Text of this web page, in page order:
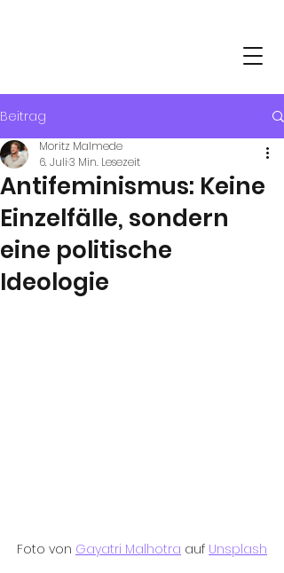
Beitrag
Antifeminismus: Keine
Einzelfälle, sondern
eine politische
Ideologie
Moritz Malmede
6. Juli3 Min. Lesezeit
Foto von Gayatri Malhotra auf Unsplash